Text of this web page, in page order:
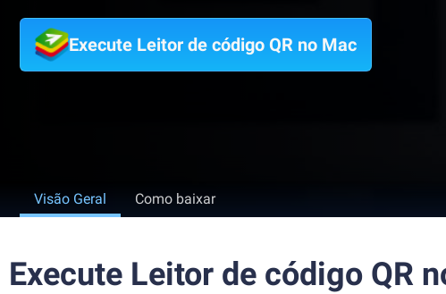
Execute Leitor de código QR no Mac
Visão Geral Como baixar
Execute Leitor de código QR